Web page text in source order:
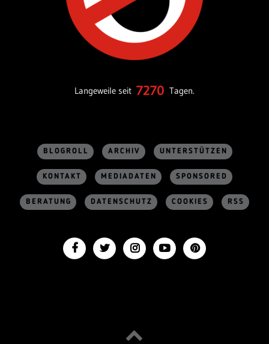
Langeweile seit 7270 Tagen.
BLOGROLL ARCHIV UNTERSTÜTZEN
KONTAKT MEDIADATEN SPONSORED
BERATUNG DATENSCHUTZ COOKIES RSS